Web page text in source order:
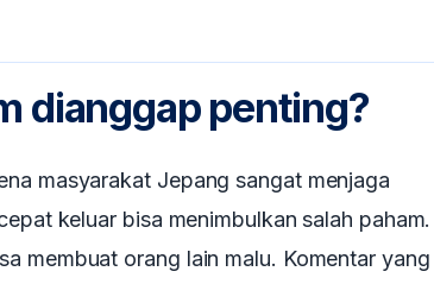
dianggap penting?
masyarakat Jepang sangat menjaga
keluar bisa menimbulkan salah paham.
membuat orang lain malu. Komentar yang